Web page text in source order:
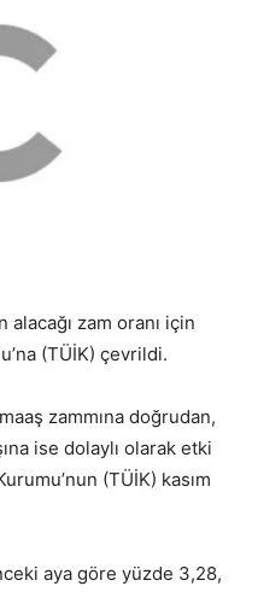
zam oranı için
(TÜİK) çevrildi.
zammına doğrudan,
ise dolaylı olarak etki
(TÜİK) kasım
aya göre yüzde 3,28,